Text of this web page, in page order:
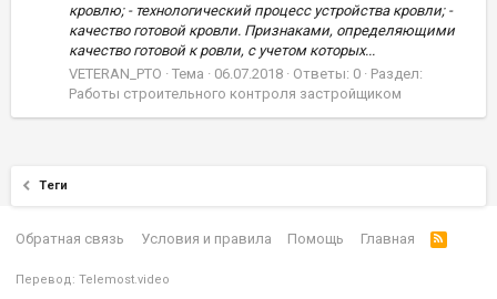
кровлю; - технологический процесс устройства кровли; -
качество готовой кровли. Признаками, определяющими
качество готовой к ровли, с учетом которых...
VETERAN_PTO
Тема 06.07.2018 Ответы: 0
Раздел:
Работы строительного контроля застройщиком
Теги
Обратная связь Условия и правила Помощь Главная
Перевод: Telemost.video